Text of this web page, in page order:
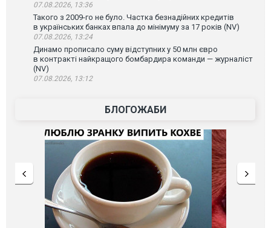
07.08.2026, 13:36
Такого з 2009-го не було. Частка безнадійних кредитів
в українських банках впала до мінімуму за 17 років (NV)
07.08.2026, 13:24
Динамо прописало суму відступних у 50 млн євро
в контракті найкращого бомбардира команди — журналіст
(NV)
07.08.2026, 13:12
БЛОГОЖАБИ